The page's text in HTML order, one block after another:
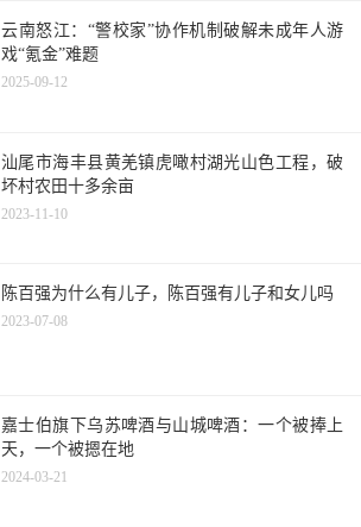
云南怒江：“警校家”协作机制破解未成年人游
戏“氪金”难题
2025-09-12
汕尾市海丰县黄羌镇虎噉村湖光山色工程，破
坏村农田十多余亩
2023-11-10
陈百强为什么有儿子，陈百强有儿子和女儿吗
2023-07-08
嘉士伯旗下乌苏啤酒与山城啤酒：一个被捧上
天，一个被摁在地
2024-03-21